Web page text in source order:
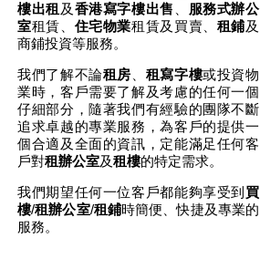
樓出租 及 香港寫字樓出售
服務式辦公
室租賃、 住宅物業租賃及買賣、 租鋪及
商鋪投資等服務。
我們了解不論租房 租寫字樓或投資物
業時，客戶需要了解及考慮的任何一個
仔細部分，隨著我們有經驗的團隊不斷
追求卓越的專業服務，為客戶的提供一
個合適及全面的資訊，定能滿足任何客
戶對租辦公室及租樓的特定需求。
我們期望任何一位客戶都能夠享受到 買
樓/租辦公室/租鋪時簡便、快捷及專業的
服務。